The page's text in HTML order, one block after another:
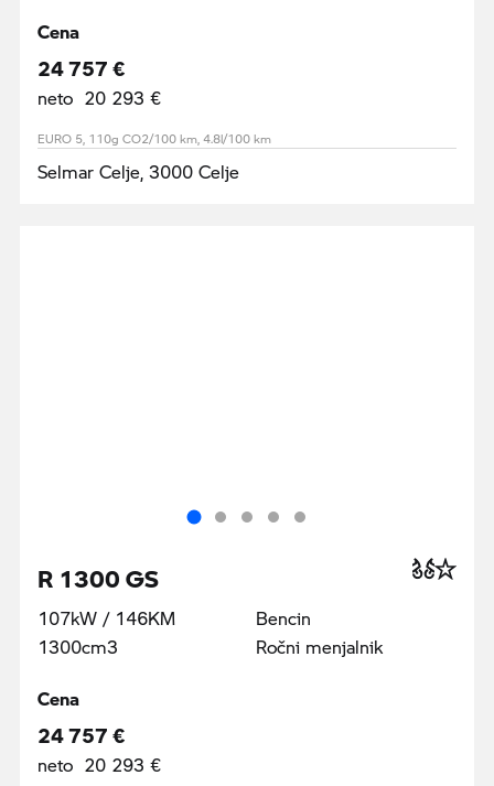
Cena
24 757 €
neto 20 293 €
EURO 5, 110g CO2/100 km, 4.8l/100 km
Selmar Celje, 3000 Celje
R 1300 GS
107kW / 146KM
1300cm3
Bencin
Ročni menjalnik
Cena
24 757 €
neto 20 293 €